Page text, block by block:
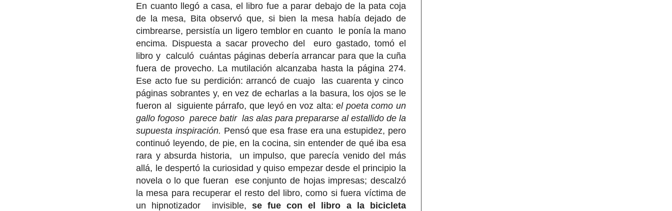
En cuanto llegó a casa, el libro fue a parar debajo de la pata coja
de la mesa, Bita observó que, si bien la mesa había dejado de
cimbrearse, persistía un ligero temblor en cuanto le ponía la mano
encima. Dispuesta a sacar provecho del euro gastado, tomó el
libro y calculó cuántas páginas debería arrancar para que la cuña
fuera de provecho. La mutilación alcanzaba hasta la página 274.
Ese acto fue su perdición: arrancó de cuajo las cuarenta y cinco
páginas sobrantes y, en vez de echarlas a la basura, los ojos se le
fueron al siguiente párrafo, que leyó en voz alta: el poeta como un
gallo fogoso parece batir las alas para prepararse al estallido de la
supuesta inspiración. Pensó que esa frase era una estupidez, pero
continuó leyendo, de pie, en la cocina, sin entender de qué iba esa
rara y absurda historia, un impulso, que parecía venido del más
allá, le despertó la curiosidad y quiso empezar desde el principio la
novela o lo que fueran ese conjunto de hojas impresas; descalzó
la mesa para recuperar el resto del libro, como si fuera víctima de
un hipnotizador invisible, se fue con el libro a la bicicleta